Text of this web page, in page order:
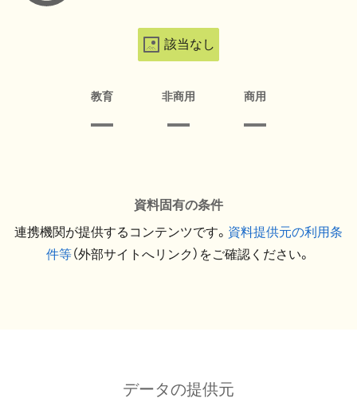
該当なし
教育 非商用 商用
資料固有の条件
連携機関が提供するコンテンツです。 資料提供元の利用条
件等（外部サイトへリンク）をご確認ください。
データの提供元